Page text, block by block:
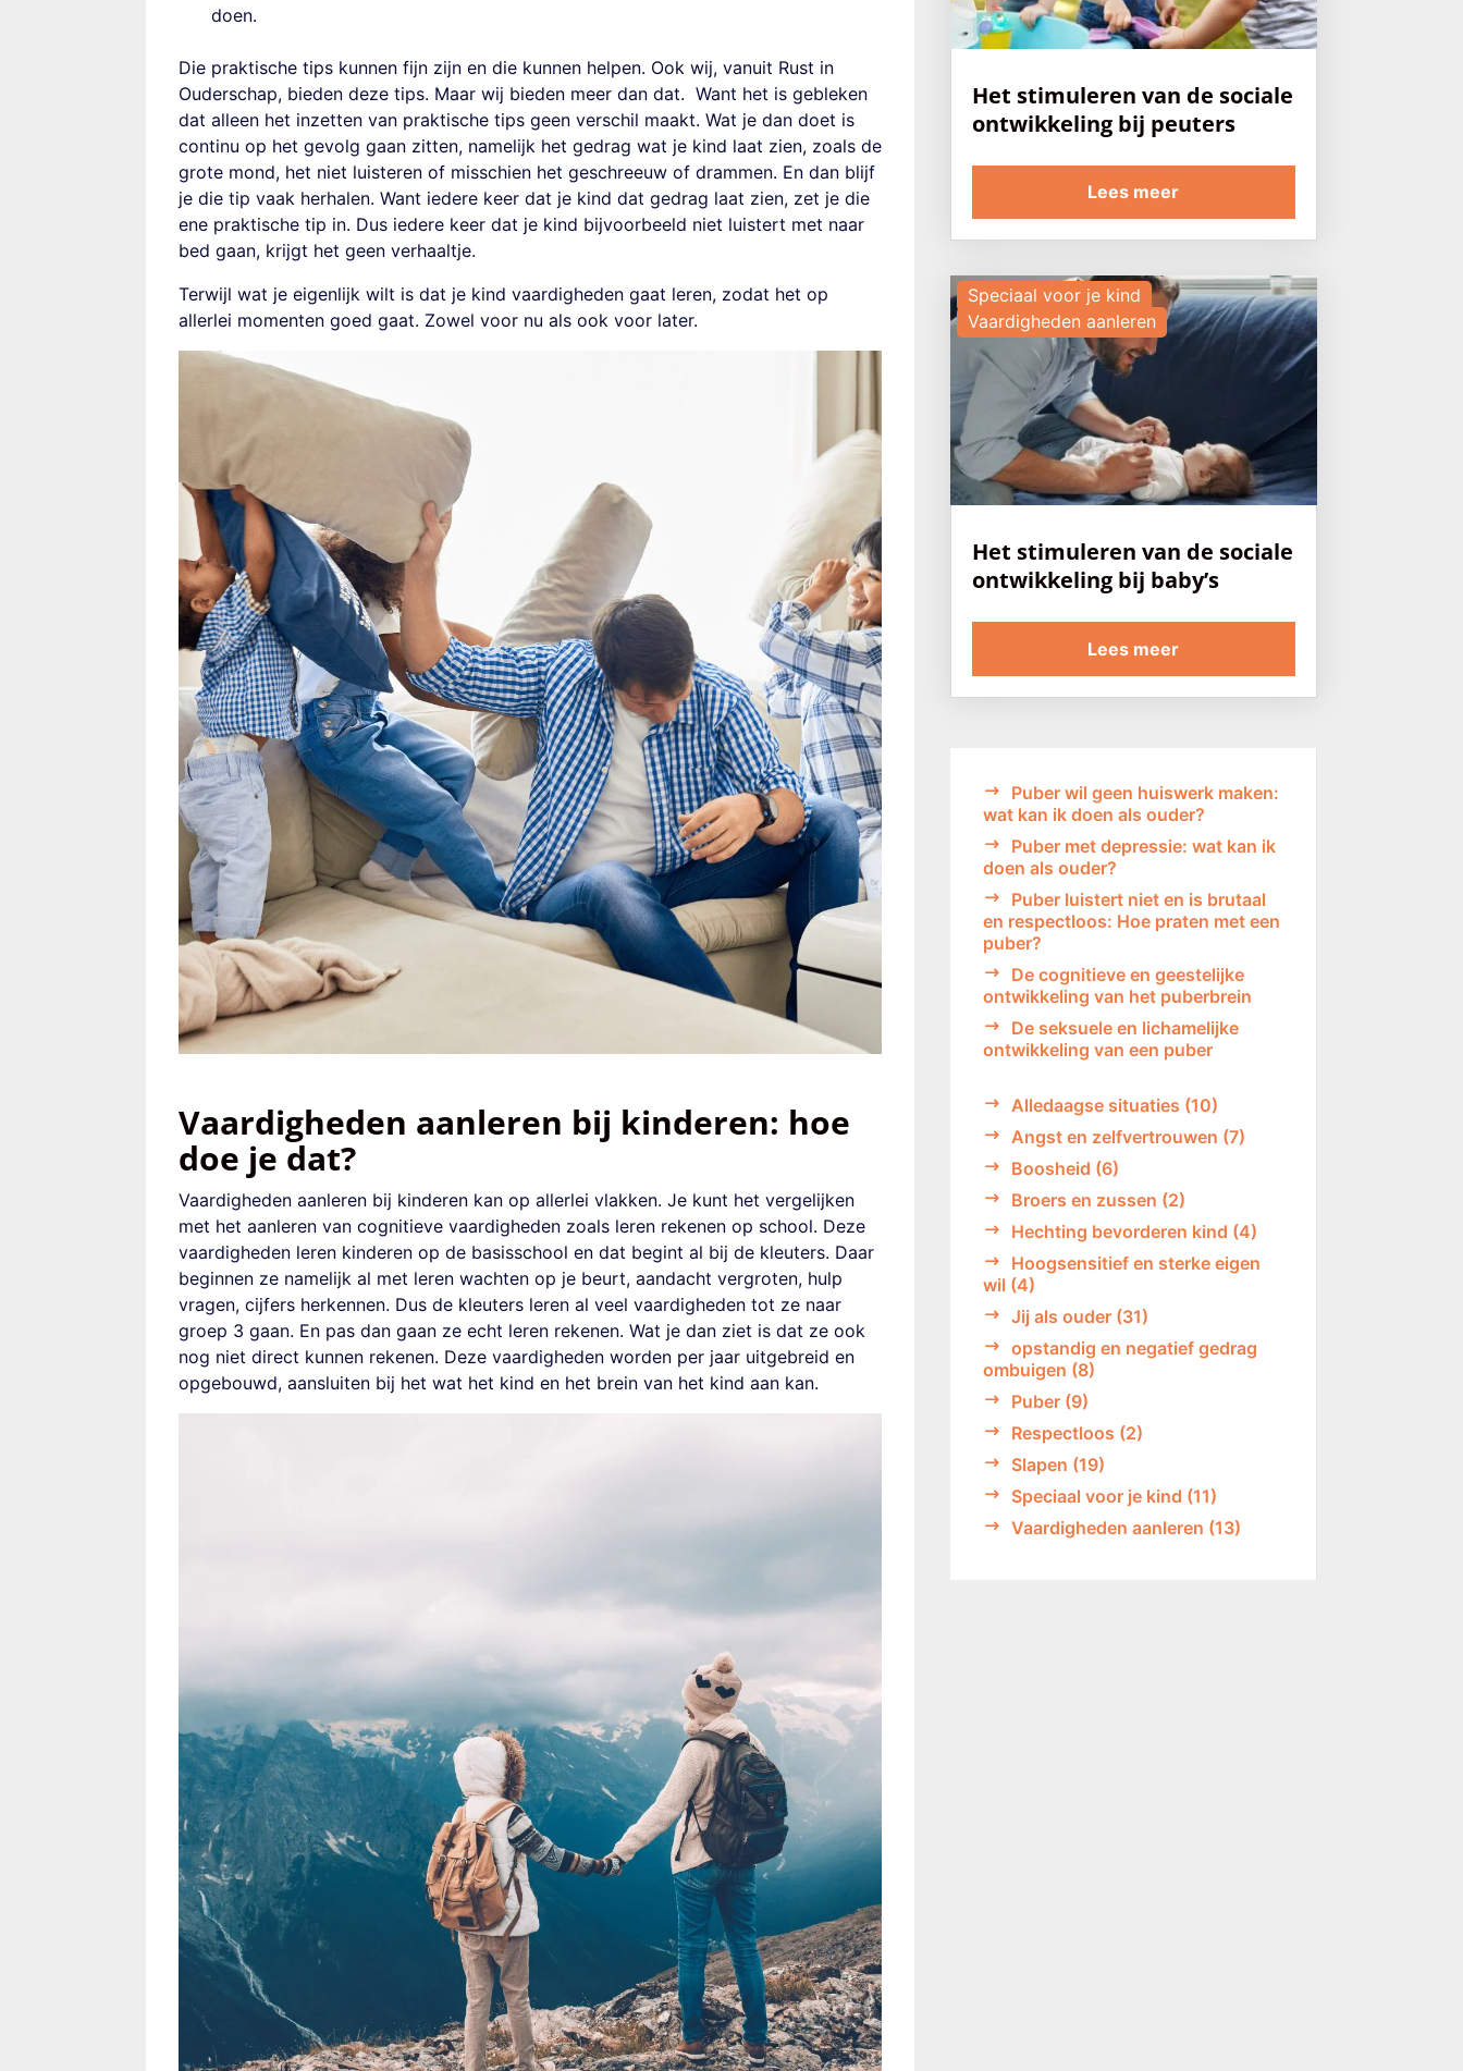
doen.
Die praktische tips kunnen fijn zijn en die kunnen helpen. Ook wij, vanuit Rust in
Ouderschap, bieden deze tips. Maar wij bieden meer dan dat. Want het is gebleken
dat alleen het inzetten van praktische tips geen verschil maakt. Wat je dan doet is
continu op het gevolg gaan zitten, namelijk het gedrag wat je kind laat zien, zoals de
grote mond, het niet luisteren of misschien het geschreeuw of drammen. En dan blijf
je die tip vaak herhalen. Want iedere keer dat je kind dat gedrag laat zien, zet je die
ene praktische tip in. Dus iedere keer dat je kind bijvoorbeeld niet luistert met naar
bed gaan, krijgt het geen verhaaltje.
Terwijl wat je eigenlijk wilt is dat je kind vaardigheden gaat leren, zodat het op
allerlei momenten goed gaat. Zowel voor nu als ook voor later.
Vaardigheden aanleren bij kinderen: hoe
doe je dat?
Vaardigheden aanleren bij kinderen kan op allerlei vlakken. Je kunt het vergelijken
met het aanleren van cognitieve vaardigheden zoals leren rekenen op school. Deze
vaardigheden leren kinderen op de basisschool en dat begint al bij de kleuters. Daar
beginnen ze namelijk al met leren wachten op je beurt, aandacht vergroten, hulp
vragen, cijfers herkennen. Dus de kleuters leren al veel vaardigheden tot ze naar
groep 3 gaan. En pas dan gaan ze echt leren rekenen. Wat je dan ziet is dat ze ook
nog niet direct kunnen rekenen. Deze vaardigheden worden per jaar uitgebreid en
opgebouwd, aansluiten bij het wat het kind en het brein van het kind aan kan.
Het stimuleren van de sociale
ontwikkeling bij peuters
Lees meer
Het stimuleren van de sociale
ontwikkeling bij baby’s
Speciaal voor je kind
Vaardigheden aanleren
Lees meer
Puber wil geen huiswerk maken:
wat kan ik doen als ouder?
Puber met depressie: wat kan ik
doen als ouder?
Puber luistert niet en is brutaal
en respectloos: Hoe praten met een
puber?
De cognitieve en geestelijke
ontwikkeling van het puberbrein
De seksuele en lichamelijke
ontwikkeling van een puber
Alledaagse situaties (10)
Angst en zelfvertrouwen (7)
Boosheid (6)
Broers en zussen (2)
Hechting bevorderen kind (4)
Hoogsensitief en sterke eigen
wil (4)
Jij als ouder(31)
opstandig en negatief gedrag
ombuigen (8)
Puber(9)
Respectloos (2)
Slapen (19)
Speciaal voor je kind (11)
Vaardigheden aanleren (13)